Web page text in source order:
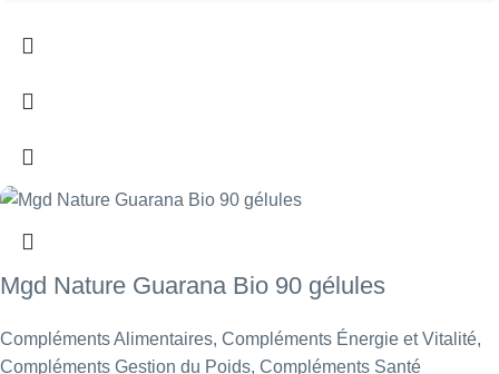
Mgd Nature Guarana Bio 90 gélules
Compléments Alimentaires, Compléments Énergie et Vitalité,
Compléments Gestion du Poids, Compléments Santé